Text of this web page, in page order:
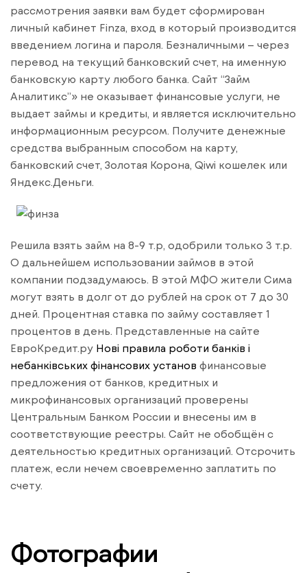
рассмотрения заявки вам будет сформирован
личный кабинет Finza, вход в который производится
введением логина и пароля. Безналичными – через
перевод на текущий банковский счет, на именную
банковскую карту любого банка. Сайт “Займ
Аналитикс”» не оказывает финансовые услуги, не
выдает займы и кредиты, и является исключительно
информационным ресурсом. Получите денежные
средства выбранным способом на карту,
банковский счет, Золотая Корона, Qiwi кошелек или
Яндекс.Деньги.
Решила взять займ на 8-9 т.р, одобрили только 3 т.р.
О дальнейшем использовании займов в этой
компании подзадумаюсь. В этой МФО жители Сима
могут взять в долг от до рублей на срок от 7 до 30
дней. Процентная ставка по займу составляет 1
процентов в день. Представленные на сайте
ЕвроКредит.ру Нові правила роботи банків і
небанківських фінансових установ финансовые
предложения от банков, кредитных и
микрофинансовых организаций проверены
Центральным Банком России и внесены им в
соответствующие реестры. Сайт не обобщён с
деятельностью кредитных организаций. Отсрочить
платеж, если нечем своевременно заплатить по
счету.
Фотографии